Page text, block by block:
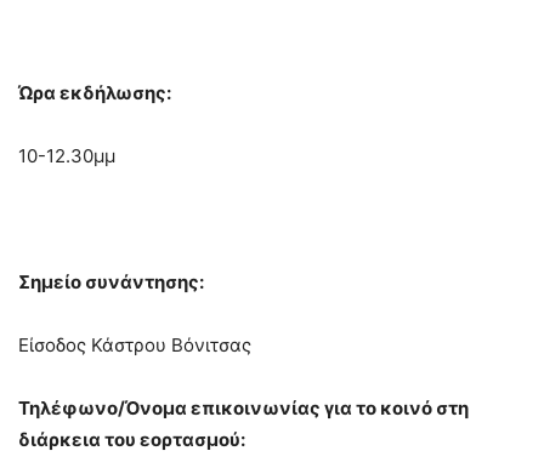
Ώρα εκδήλωσης:
10-12.30μμ
Σημείο συνάντησης:
Είσοδος Κάστρου Βόνιτσας
Τηλέφωνο/Όνομα επικοινωνίας για το κοινό στη
διάρκεια του εορτασμού: